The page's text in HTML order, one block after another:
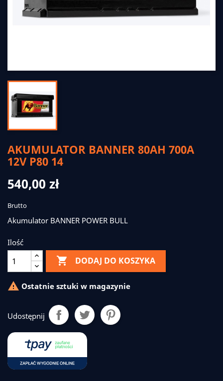
AKUMULATOR BANNER 80AH 700A
12V P80 14
540,00 zł
Brutto
Akumulator BANNER POWER BULL
Ilość
 DODAJ DO KOSZYKA
 Ostatnie sztuki w magazynie
Udostępnij